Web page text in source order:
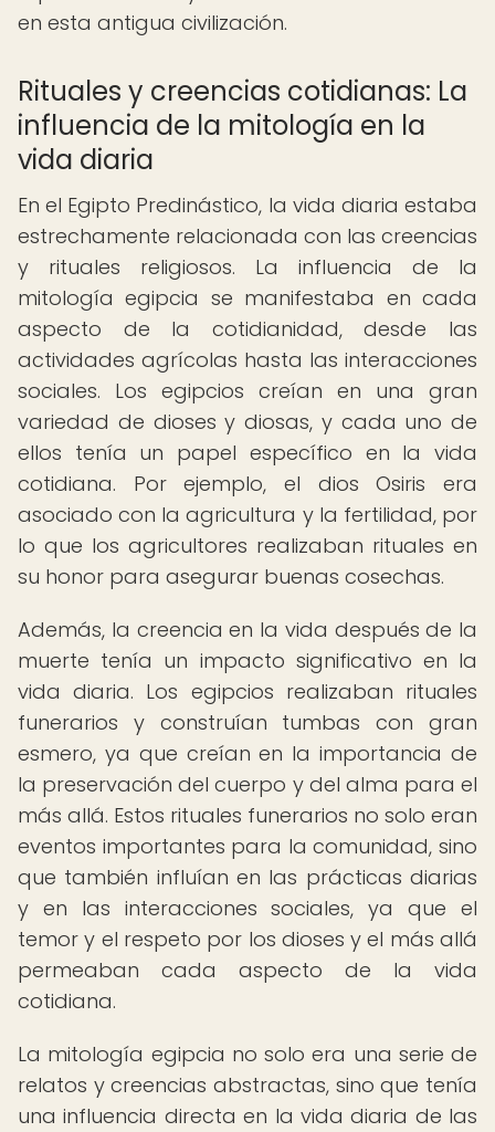
en esta antigua civilización.
Rituales y creencias cotidianas: La
influencia de la mitología en la
vida diaria
En el Egipto Predinástico, la vida diaria estaba
estrechamente relacionada con las creencias
y rituales religiosos. La influencia de la
mitología egipcia se manifestaba en cada
aspecto de la cotidianidad, desde las
actividades agrícolas hasta las interacciones
sociales. Los egipcios creían en una gran
variedad de dioses y diosas, y cada uno de
ellos tenía un papel específico en la vida
cotidiana. Por ejemplo, el dios Osiris era
asociado con la agricultura y la fertilidad, por
lo que los agricultores realizaban rituales en
su honor para asegurar buenas cosechas.
Además, la creencia en la vida después de la
muerte tenía un impacto significativo en la
vida diaria. Los egipcios realizaban rituales
funerarios y construían tumbas con gran
esmero, ya que creían en la importancia de
la preservación del cuerpo y del alma para el
más allá. Estos rituales funerarios no solo eran
eventos importantes para la comunidad, sino
que también influían en las prácticas diarias
y en las interacciones sociales, ya que el
temor y el respeto por los dioses y el más allá
permeaban cada aspecto de la vida
cotidiana.
La mitología egipcia no solo era una serie de
relatos y creencias abstractas, sino que tenía
una influencia directa en la vida diaria de las